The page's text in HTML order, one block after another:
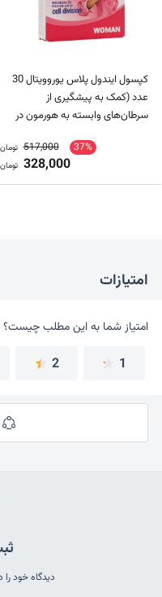
کپسول ایندول پلاس یوروویتال 30
عدد (کمک به پیشگیری از
سرطان‌های وابسته به هورمون در
37%
517,000 تومان
328,000 تومان
امتیازات
امتیاز شما به این مطلب چیست؟
امتیاز شما به این مطلب چیست؟
1
2
دیدگاه خود